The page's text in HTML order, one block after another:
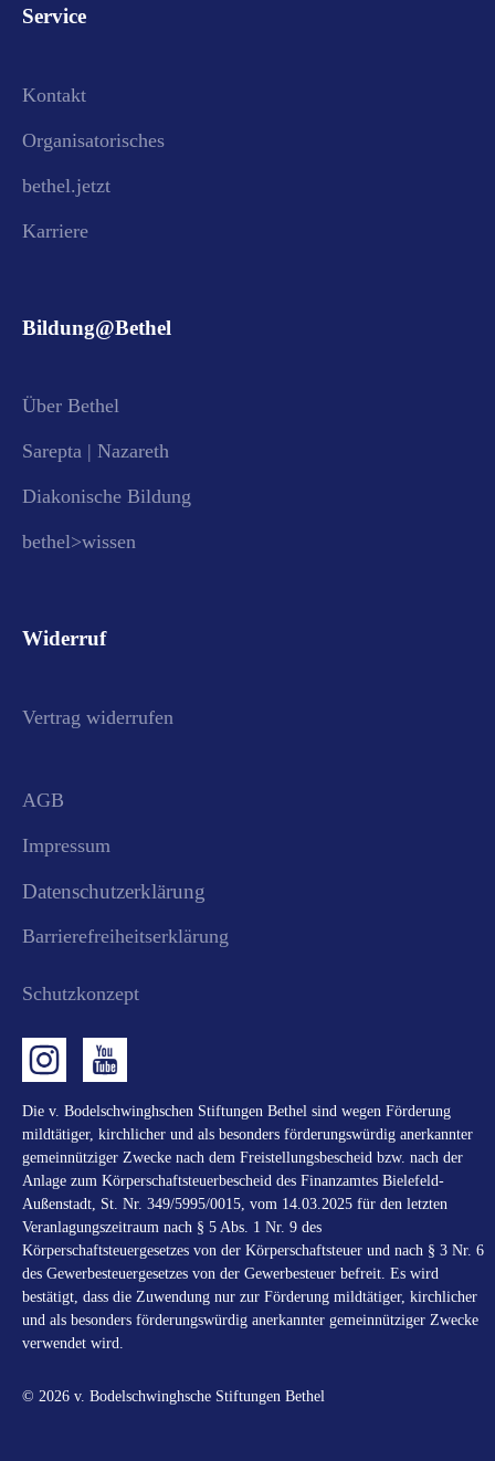
Service
Kontakt
Organisatorisches
bethel.jetzt
Karriere
Bildung@Bethel
Über Bethel
Sarepta | Nazareth
Diakonische Bildung
bethel>wissen
Widerruf
Vertrag widerrufen
AGB
Impressum
Datenschutzerklärung
Barrierefreiheitserklärung
Schutzkonzept
Die v. Bodelschwinghschen Stiftungen Bethel sind wegen Förderung
mildtätiger, kirchlicher und als besonders förderungswürdig anerkannter
gemeinnütziger Zwecke nach dem Freistellungsbescheid bzw. nach der
Anlage zum Körperschaftsteuerbescheid des Finanzamtes Bielefeld-
Außenstadt, St. Nr. 349/5995/0015, vom 14.03.2025 für den letzten
Veranlagungszeitraum nach § 5 Abs. 1 Nr. 9 des
Körperschaftsteuergesetzes von der Körperschaftsteuer und nach § 3 Nr. 6
des Gewerbesteuergesetzes von der Gewerbesteuer befreit. Es wird
bestätigt, dass die Zuwendung nur zur Förderung mildtätiger, kirchlicher
und als besonders förderungswürdig anerkannter gemeinnütziger Zwecke
verwendet wird.
© 2026 v. Bodelschwinghsche Stiftungen Bethel